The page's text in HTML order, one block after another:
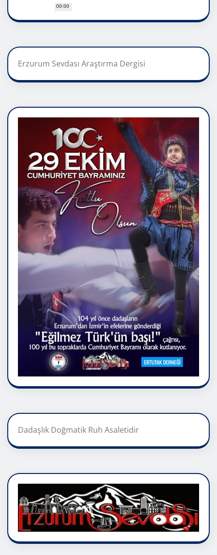
00:00
Erzurum Sevdası Araştırma Dergisi
Dadaşlık Doğmatik Ruh Asaletidir